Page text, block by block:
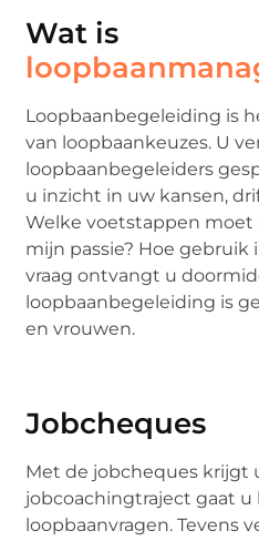
Wat is
Loopbaanbegeleiding is
van loopbaankeuzes. U
loopbaanbegeleiders
u inzicht in uw kansen,
Welke voetstappen moet
mijn passie? Hoe
vraag ontvangt u
loopbaanbegeleiding is
en vrouwen.
Jobcheques
Met de jobcheques krijgt
jobcoachingtraject gaat
loopbaanvragen. Tevens